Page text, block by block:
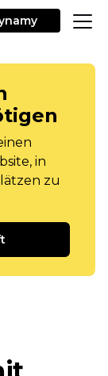
in
zu